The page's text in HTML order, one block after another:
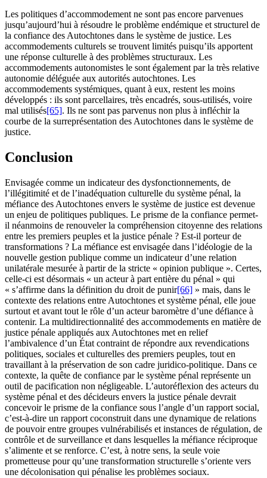
Les politiques d’accommodement ne sont pas encore parvenues
jusqu’aujourd’hui à résoudre le problème endémique et structurel de
la confiance des Autochtones dans le système de justice. Les
accommodements culturels se trouvent limités puisqu’ils apportent
une réponse culturelle à des problèmes structuraux. Les
accommodements autonomistes le sont également par la très relative
autonomie déléguée aux autorités autochtones. Les
accommodements systémiques, quant à eux, restent les moins
développés : ils sont parcellaires, très encadrés, sous-utilisés, voire
mal utilisés[65]. Ils ne sont pas parvenus non plus à infléchir la
courbe de la surreprésentation des Autochtones dans le système de
justice.
Conclusion
Envisagée comme un indicateur des dysfonctionnements, de
l’illégitimité et de l’inadéquation culturelle du système pénal, la
méfiance des Autochtones envers le système de justice est devenue
un enjeu de politiques publiques. Le prisme de la confiance permet-
il néanmoins de renouveler la compréhension citoyenne des relations
entre les premiers peuples et la justice pénale ? Est-il porteur de
transformations ? La méfiance est envisagée dans l’idéologie de la
nouvelle gestion publique comme un indicateur d’une relation
unilatérale mesurée à partir de la stricte « opinion publique ». Certes,
celle-ci est désormais « un acteur à part entière du pénal » qui
« s’affirme dans la définition du droit de punir[66] » mais, dans le
contexte des relations entre Autochtones et système pénal, elle joue
surtout et avant tout le rôle d’un acteur baromètre d’une défiance à
contenir. La multidirectionnalité des accommodements en matière de
justice pénale appliqués aux Autochtones met en relief
l’ambivalence d’un État contraint de répondre aux revendications
politiques, sociales et culturelles des premiers peuples, tout en
travaillant à la préservation de son cadre juridico-politique. Dans ce
contexte, la quête de confiance par le système pénal représente un
outil de pacification non négligeable. L’autoréflexion des acteurs du
système pénal et des décideurs envers la justice pénale devrait
concevoir le prisme de la confiance sous l’angle d’un rapport social,
c’est-à-dire un rapport coconstruit dans une dynamique de relations
de pouvoir entre groupes vulnérabilisés et instances de régulation, de
contrôle et de surveillance et dans lesquelles la méfiance réciproque
s’alimente et se renforce. C’est, à notre sens, la seule voie
prometteuse pour qu’une transformation structurelle s’oriente vers
une décolonisation qui pénalise les problèmes sociaux.